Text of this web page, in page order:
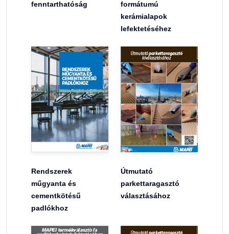
fenntarthatóság
formátumú
kerámialapok
lefektetéséhez
Rendszerek
műgyanta és
cementkötésű
padlókhoz
Útmutató
parkettaragasztó
választásához